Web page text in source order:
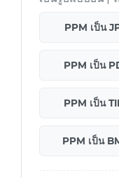
PPM เป็น
PPM เป็น
PPM เป็น
PPM เป็น